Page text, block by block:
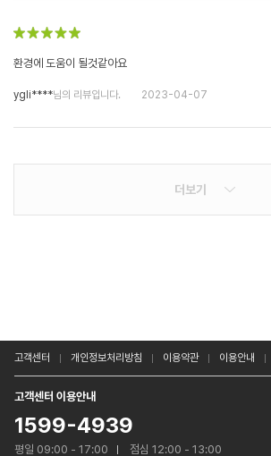
환경에 도움이 될것같아요
ygli****님의 리뷰입니다. 2023-04-07
더보기
고객센터 개인정보처리방침 이용약관 이용안내
고객센터 이용안내
1599-4939
평일 09:00 - 17:00 점심 12:00 - 13:00